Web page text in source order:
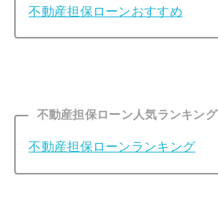
不動産担保ローンおすすめ
不動産担保ローン人気ランキング
不動産担保ローンランキング